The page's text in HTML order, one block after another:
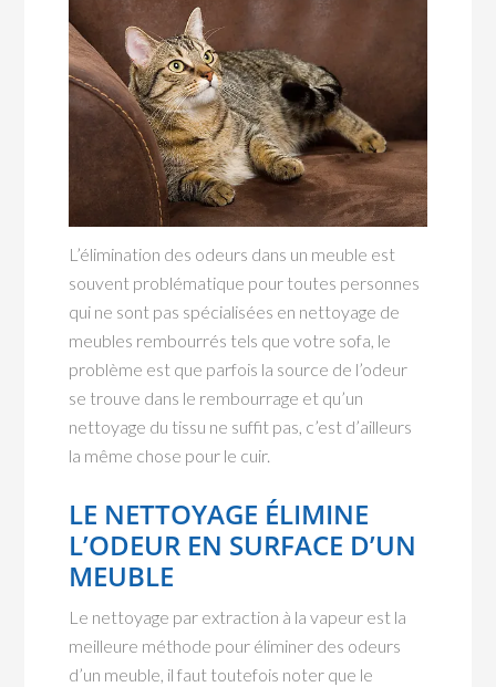
L’élimination des odeurs dans un meuble est
souvent problématique pour toutes personnes
qui ne sont pas spécialisées en nettoyage de
meubles rembourrés tels que votre sofa, le
problème est que parfois la source de l’odeur
se trouve dans le rembourrage et qu’un
nettoyage du tissu ne suffit pas, c’est d’ailleurs
la même chose pour le cuir.
LE NETTOYAGE ÉLIMINE
L’ODEUR EN SURFACE D’UN
MEUBLE
Le nettoyage par extraction à la vapeur est la
meilleure méthode pour éliminer des odeurs
d’un meuble, il faut toutefois noter que le